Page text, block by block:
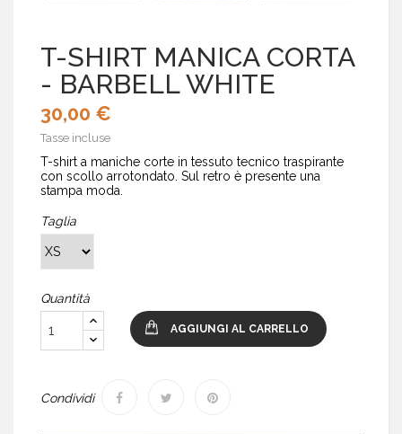
T-SHIRT MANICA CORTA
- BARBELL WHITE
30,00 €
Tasse incluse
T-shirt a maniche corte in tessuto tecnico traspirante
con scollo arrotondato. Sul retro è presente una
stampa moda.
Taglia
Quantità
AGGIUNGI AL CARRELLO
Condividi